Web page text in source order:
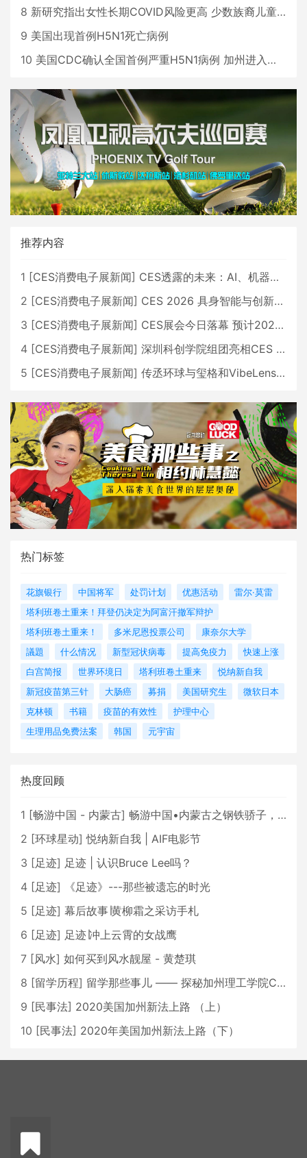
8 新研究指出女性长期COVID风险更高 少数族裔儿童存在差异
9 美国出现首例H5N1死亡病例
10 美国CDC确认全国首例严重H5N1病例 加州进入紧急状态
推荐内容
1 [CES消费电子展新闻] CES透露的未来：AI、机器人与智能生活大爆发
2 [CES消费电子展新闻] CES 2026 具身智能与创新领域 中国公司大放异彩
3 [CES消费电子展新闻] CES展会今日落幕 预计2026行业收入将超五千亿美元
4 [CES消费电子展新闻] 深圳科创学院组团亮相CES 广受好评
5 [CES消费电子展新闻] 传丞环球与玺格和VibeLens共同推出全新耳机
热门标签
花旗银行 中国将军 处罚计划 优惠活动
雷尔·莫雷
塔利班卷土重来！拜登仍决定为阿富汗撤军辩护
塔利班卷土重来！
多米尼恩投票公司
康奈尔大学
議題
什么情况 新型冠状病毒 提高免疫力
快速上涨
白宫简报
世界环境日 塔利班卷土重来
悦纳新自我
新冠疫苗第三针
大肠癌 募捐 美国研究生
微软日本
克林顿
书籍 疫苗的有效性
护理中心
生理用品免费法案
韩国 元宇宙
热度回顾
1 [畅游中国 - 内蒙古] 畅游中国•内蒙古之钢铁骄子，魅力包头
2 [环球星动] 悦纳新自我 | AIF电影节
3 [足迹] 足迹 | 认识Bruce Lee吗？
4 [足迹]
《足迹》---那些被遗忘的时光
5 [足迹] 幕后故事∣黄柳霜之采访手札
6 [足迹] 足迹∣冲上云霄的女战鹰
7 [风水] 如何买到风水靓屋 - 黄楚琪
8 [留学历程] 留学那些事儿 —— 探秘加州理工学院Caltech博士生活 [上集]
9 [民事法] 2020美国加州新法上路 （上）
10 [民事法] 2020年美国加州新法上路（下）